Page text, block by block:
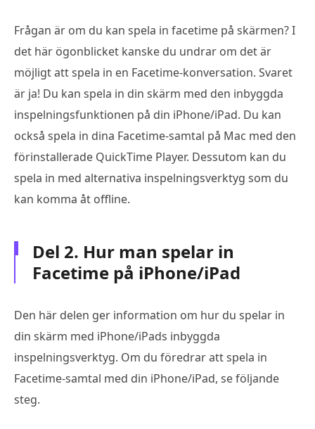
Frågan är om du kan spela in facetime på skärmen? I
det här ögonblicket kanske du undrar om det är
möjligt att spela in en Facetime-konversation. Svaret
är ja! Du kan spela in din skärm med den inbyggda
inspelningsfunktionen på din iPhone/iPad. Du kan
också spela in dina Facetime-samtal på Mac med den
förinstallerade QuickTime Player. Dessutom kan du
spela in med alternativa inspelningsverktyg som du
kan komma åt offline.
Del 2. Hur man spelar in
Facetime på iPhone/iPad
Den här delen ger information om hur du spelar in
din skärm med iPhone/iPads inbyggda
inspelningsverktyg. Om du föredrar att spela in
Facetime-samtal med din iPhone/iPad, se följande
steg.